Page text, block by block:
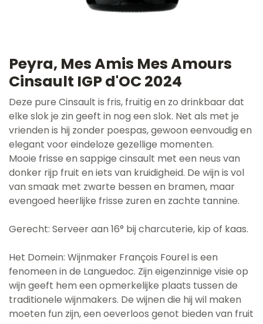
Peyra, Mes Amis Mes Amours
Cinsault IGP d'OC 2024
Deze pure Cinsault is fris, fruitig en zo drinkbaar dat
elke slok je zin geeft in nog een slok. Net als met je
vrienden is hij zonder poespas, gewoon eenvoudig en
elegant voor eindeloze gezellige momenten.
Mooie frisse en sappige cinsault met een neus van
donker rijp fruit en iets van kruidigheid. De wijn is vol
van smaak met zwarte bessen en bramen, maar
evengoed heerlijke frisse zuren en zachte tannine.
Gerecht: Serveer aan 16° bij charcuterie, kip of kaas.
Het Domein: Wijnmaker François Fourel is een
fenomeen in de Languedoc. Zijn eigenzinnige visie op
wijn geeft hem een opmerkelijke plaats tussen de
traditionele wijnmakers. De wijnen die hij wil maken
moeten fun zijn, een oeverloos genot bieden van fruit